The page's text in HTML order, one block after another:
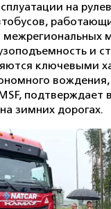
на
межрегиональных
и
ключевыми
подтверждает
зимних дорогах.